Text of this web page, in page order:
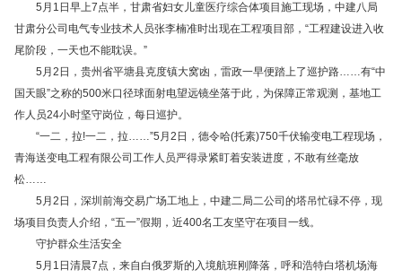
5月1日早上7点半，甘肃省妇女儿童医疗综合体项目施工现场，中建八局
甘肃分公司电气专业技术人员张李楠准时出现在工程项目部，“工程建设进入收
尾阶段，一天也不能耽误。”
5月2日，贵州省平塘县克度镇大窝凼，雷政一早便踏上了巡护路……有“中
国天眼”之称的500米口径球面射电望远镜坐落于此，为保障正常观测，基地工
作人员24小时坚守岗位，每日巡护。
“一二，拉!一二，拉……”5月2日，德令哈(托素)750千伏输变电工程现场，
青海送变电工程有限公司工作人员严得录紧盯着安装进度，不敢有丝毫放
松……
5月2日，深圳前海交易广场工地上，中建二局二公司的塔吊忙碌不停，现
场项目负责人介绍，“五一”假期，近400名工友坚守在项目一线。
守护群众生活安全
5月1日清晨7点，来自白俄罗斯的入境航班刚降落，呼和浩特白塔机场海